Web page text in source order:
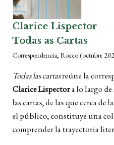
Clarice Lispector
Todas as Cartas
Correspondencia, Rocco(octubre
Todas las cartasreúne la
Clarice Lispectora lo largo de
las cartas, de las que cerca de
el público, constituye una
comprender la trayectoria